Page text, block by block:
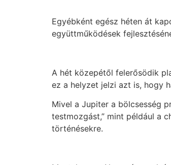
Egyébként egész héten át
együttműködések
A hét közepétől felerősödik
ez a helyzet jelzi azt is, hogy
Mivel a Jupiter a bölcsesség
testmozgást,” mint például a
történésekre.